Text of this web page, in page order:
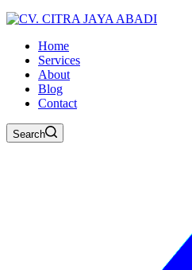
Home
Services
About
Blog
Contact
Search